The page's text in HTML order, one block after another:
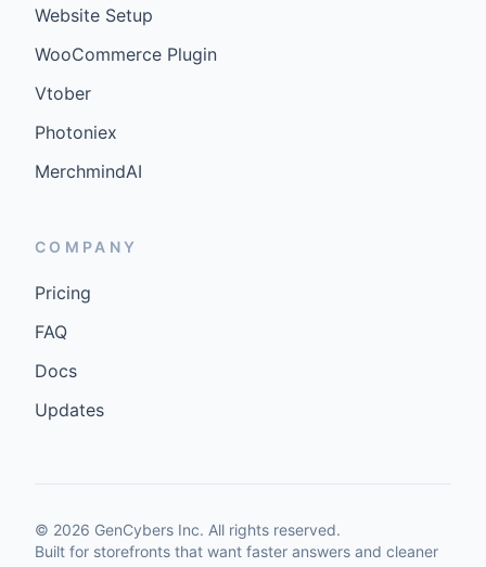
Website Setup
WooCommerce Plugin
Vtober
Photoniex
MerchmindAI
COMPANY
Pricing
FAQ
Docs
Updates
© 2026 GenCybers Inc. All rights reserved.
Built for storefronts that want faster answers and cleaner